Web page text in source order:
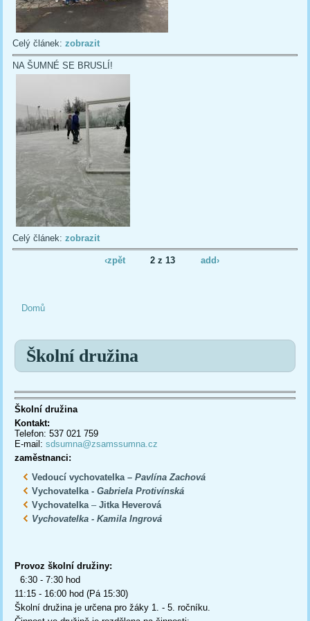
Celý článek:zobrazit
NA ŠUMNÉ SE BRUSLÍ!
Celý článek:zobrazit
‹zpět 2 z 13 add›
Domů
Školní družina
Školní družina
Kontakt:
Telefon: 537 021 759
E-mail:sdsumna@zsamssumna.cz
zaměstnanci:
Vedoucí vychovatelka – Pavlína Zachová
Vychovatelka -Gabriela Protivínská
Vychovatelka –Jitka Heverová
Vychovatelka - Kamila Ingrová
Provoz školní družiny:
6:30 - 7:30 hod
11:15 - 16:00 hod (Pá 15:30)
Školní družina je určena pro žáky 1. - 5. ročníku.